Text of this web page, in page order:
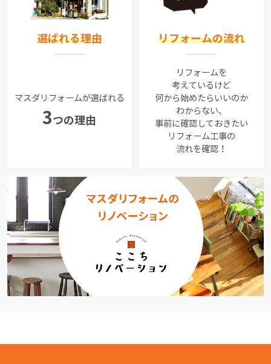
選ばれる理由
マスダリフォームが選ばれる
3つの理由
リフォームの流れ
リフォームを
考えているけど
何から始めたらいいのか
わからない、
事前に確認しておきたい
リフォーム工事の
流れを確認！